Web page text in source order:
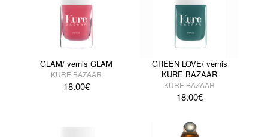
GLAM/ vernis GLAM
KURE BAZAAR
18.00€
GREEN LOVE/ vernis
KURE BAZAAR
KURE BAZAAR
18.00€